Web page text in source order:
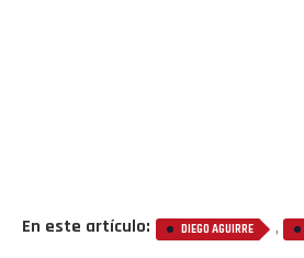
En este artículo: DIEGO AGUIRRE ,